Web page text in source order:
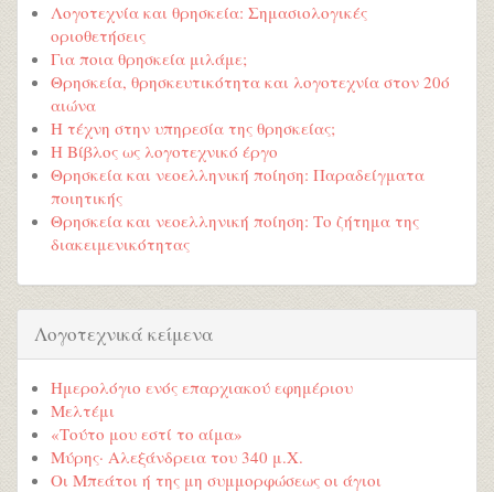
Λογοτεχνία και θρησκεία: Σημασιολογικές
οριοθετήσεις
Για ποια θρησκεία μιλάμε;
Θρησκεία, θρησκευτικότητα και λογοτεχνία στον 20ό
αιώνα
Η τέχνη στην υπηρεσία της θρησκείας;
Η Βίβλος ως λογοτεχνικό έργο
Θρησκεία και νεοελληνική ποίηση: Παραδείγματα
ποιητικής
Θρησκεία και νεοελληνική ποίηση: Το ζήτημα της
διακειμενικότητας
Λογοτεχνικά κείμενα
Ημερολόγιο ενός επαρχιακού εφημέριου
Μελτέμι
«Τούτο μου εστί το αίμα»
Μύρης· Αλεξάνδρεια του 340 μ.Χ.
Οι Μπεάτοι ή της μη συμμορφώσεως οι άγιοι